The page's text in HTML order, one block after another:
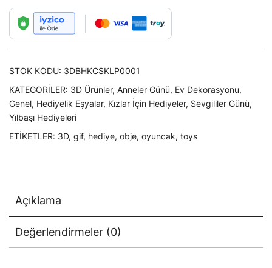
adet
STOK KODU: 3DBHKCSKLP0001
KATEGORILER: 3D Ürünler, Anneler Günü, Ev Dekorasyonu,
Genel, Hediyelik Eşyalar, Kızlar İçin Hediyeler, Sevgililer Günü,
Yılbaşı Hediyeleri
ETIKETLER: 3D, gif, hediye, obje, oyuncak, toys
Açıklama
Değerlendirmeler (0)